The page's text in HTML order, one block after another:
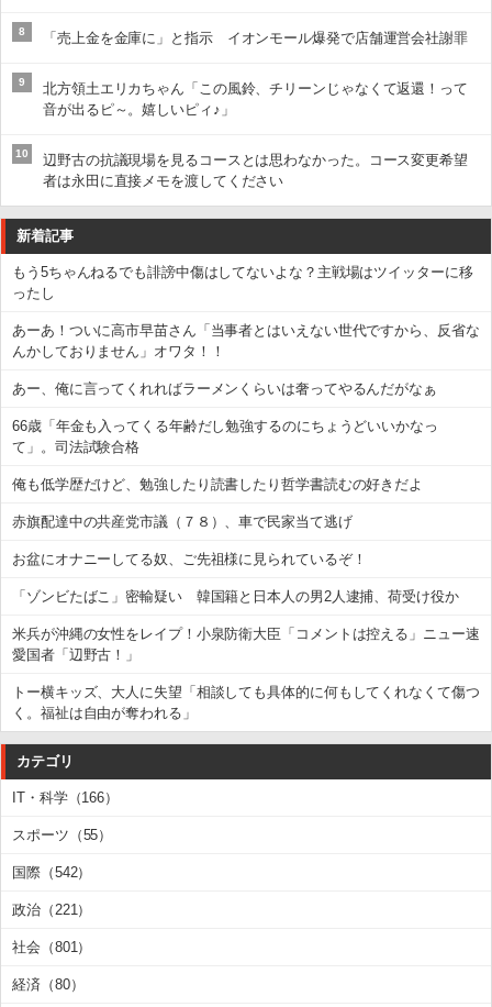
8 「売上金を金庫に」と指示 イオンモール爆発で店舗運営会社謝罪
9
北方領土エリカちゃん「この風鈴、チリーンじゃなくて返還！って
音が出るピ～。嬉しいピィ♪」
10
辺野古の抗議現場を見るコースとは思わなかった。コース変更希望
者は永田に直接メモを渡してください
新着記事
もう5ちゃんねるでも誹謗中傷はしてないよな？主戦場はツイッターに移
ったし
あーあ！ついに高市早苗さん「当事者とはいえない世代ですから、反省な
んかしておりません」オワタ！！
あー、俺に言ってくれればラーメンくらいは奢ってやるんだがなぁ
66歳「年金も入ってくる年齢だし勉強するのにちょうどいいかなっ
て」。司法試験合格
俺も低学歴だけど、勉強したり読書したり哲学書読むの好きだよ
赤旗配達中の共産党市議（７８）、車で民家当て逃げ
お盆にオナニーしてる奴、ご先祖様に見られているぞ！
「ゾンビたばこ」密輸疑い 韓国籍と日本人の男2人逮捕、荷受け役か
米兵が沖縄の女性をレイプ！小泉防衛大臣「コメントは控える」ニュー速
愛国者「辺野古！」
トー横キッズ、大人に失望「相談しても具体的に何もしてくれなくて傷つ
く。福祉は自由が奪われる」
カテゴリ
IT・科学（166）
スポーツ（55）
国際（542）
政治（221）
社会（801）
経済（80）